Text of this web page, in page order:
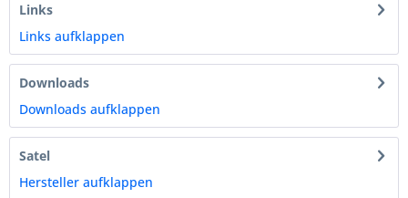
Links
Links aufklappen
Downloads
Downloads aufklappen
Satel
Hersteller aufklappen